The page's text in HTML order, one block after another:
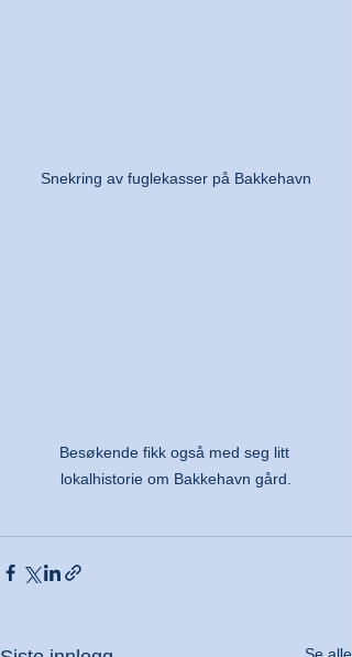
Snekring av fuglekasser på Bakkehavn
Besøkende fikk også med seg litt
lokalhistorie om Bakkehavn gård.